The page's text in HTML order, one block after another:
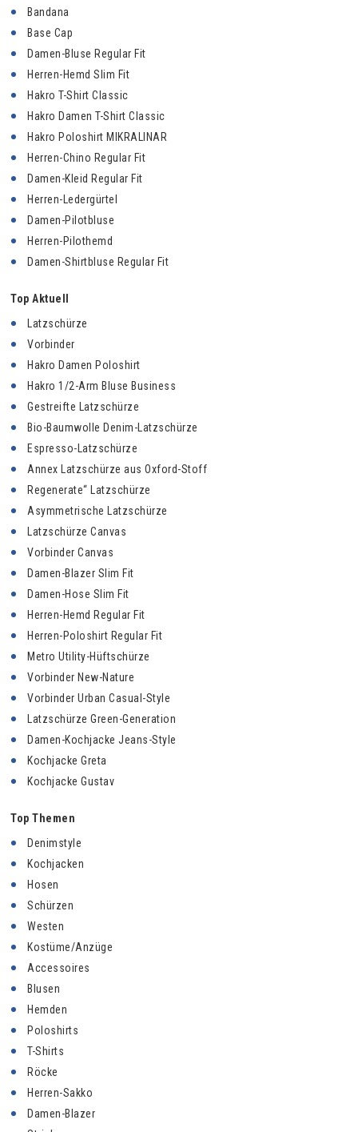
Bandana
Base Cap
Damen-Bluse Regular Fit
Herren-Hemd Slim Fit
Hakro T-Shirt Classic
Hakro Damen T-Shirt Classic
Hakro Poloshirt MIKRALINAR
Herren-Chino Regular Fit
Damen-Kleid Regular Fit
Herren-Ledergürtel
Damen-Pilotbluse
Herren-Pilothemd
Damen-Shirtbluse Regular Fit
Top Aktuell
Latzschürze
Vorbinder
Hakro Damen Poloshirt
Hakro 1/2-Arm Bluse Business
Gestreifte Latzschürze
Bio-Baumwolle Denim-Latzschürze
Espresso-Latzschürze
Annex Latzschürze aus Oxford-Stoff
Regenerate“ Latzschürze
Asymmetrische Latzschürze
Latzschürze Canvas
Vorbinder Canvas
Damen-Blazer Slim Fit
Damen-Hose Slim Fit
Herren-Hemd Regular Fit
Herren-Poloshirt Regular Fit
Metro Utility-Hüftschürze
Vorbinder New-Nature
Vorbinder Urban Casual-Style
Latzschürze Green-Generation
Damen-Kochjacke Jeans-Style
Kochjacke Greta
Kochjacke Gustav
Top Themen
Denimstyle
Kochjacken
Hosen
Schürzen
Westen
Kostüme/Anzüge
Accessoires
Blusen
Hemden
Poloshirts
T-Shirts
Röcke
Herren-Sakko
Damen-Blazer